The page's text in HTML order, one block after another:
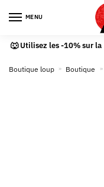
MENU
🐺 Utilisez les -10% sur la
Boutique loup » Boutique »